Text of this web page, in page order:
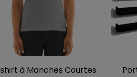
à Manches Courtes